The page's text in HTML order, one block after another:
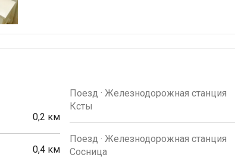
0,2 км
0,4 км
Поезд · Железнодорожная станция
Ксты
Поезд · Железнодорожная станция
Сосница